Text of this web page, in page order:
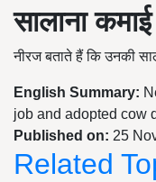
सालाना
नीरज बताते हैं कि उनकी
English Summary:
job and adopted cow
Published on: 25
Related